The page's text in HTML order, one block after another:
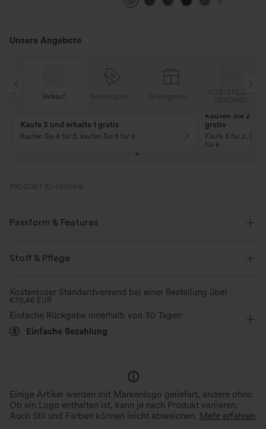
Stil, weitem Bein, gewaschen,
Unsere Angebote
Verkauf
KOSTENLOSER
Kaufe 3 und erhalte 1 gratis
Kaufen Sie 4 für 3, kaufen Sie 8 für 6
Kaufen Sie 2
gratis
Kaufe 3 für 2,
für 6
PRODUKT ID: 03101418
Passform & Features
Vier-Wege-Stretch
Stoff & Pflege
Kostenloser Standardversand bei einer Bestellung über
€70,46 EUR
Einfache Rückgabe innerhalb von 30 Tagen
Einfache Bezahlung
Einige Artikel werden mit Markenlogo geliefert, andere ohne.
Ob ein Logo enthalten ist, kann je nach Produkt variieren.
Auch Stil und Farben können leicht abweichen. Mehr erfahren